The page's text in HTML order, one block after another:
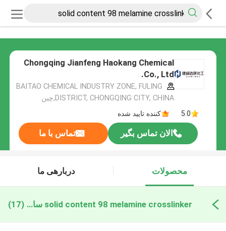
Chongqing Jianfeng Haokang Chemical
Co., Ltd.
BAITAO CHEMICAL INDUSTRY ZONE, FULING
DISTRICT, CHONGQING CITY, CHINA,چین
5.0
کننده تایید شده
الان تماس بگیر تماس با ما
محصولات دربارهی ما
solid content 98 melamine crosslinker ساخت آنلاین (17)